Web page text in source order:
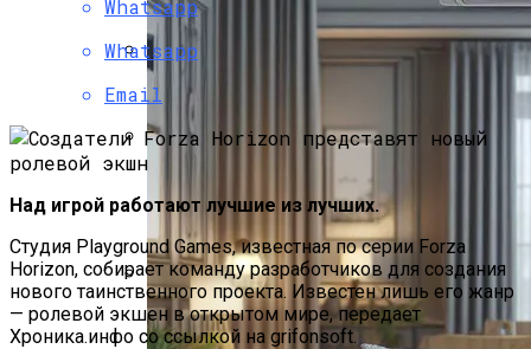
Ученые Назвали Новую Угрозу
Человечеству, Вызванную
Как Изучать Библию
Мир Зазеркалья
Whatsapp
Whatsapp
Email
Над игрой работают лучшие из лучших.
Студия Playground Games, известная по серии Forza
Horizon, собирает команду разработчиков для создания
нового таинственного проекта. Известен лишь его жанр
— ролевой экшен в открытом мире, передает
Хроника.инфо со ссылкой на grifonsoft.